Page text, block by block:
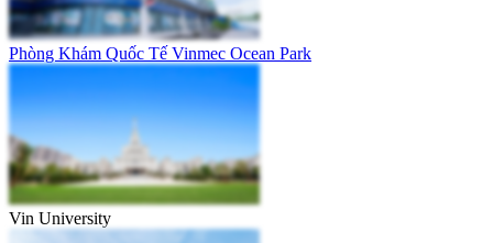
Phòng Khám Quốc Tế Vinmec Ocean Park
Vin University